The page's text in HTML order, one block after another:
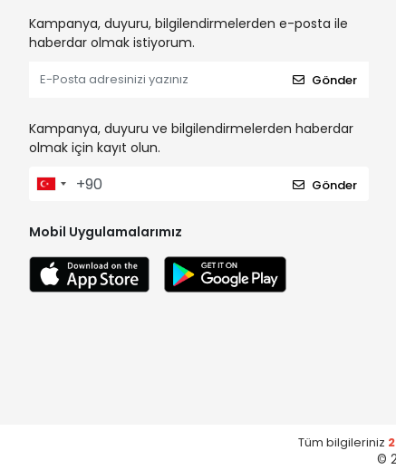
Kampanya, duyuru, bilgilendirmelerden e-posta ile
haberdar olmak istiyorum.
Gönder
Kampanya, duyuru ve bilgilendirmelerden haberdar
olmak için kayıt olun.
Gönder
Mobil Uygulamalarımız
Tüm bilgileriniz
©